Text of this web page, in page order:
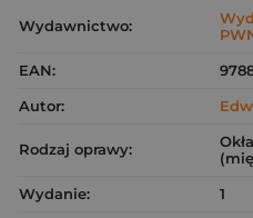
Wydawnictwo:
EAN:
Autor:
Rodzaj oprawy:
Wydanie:
1